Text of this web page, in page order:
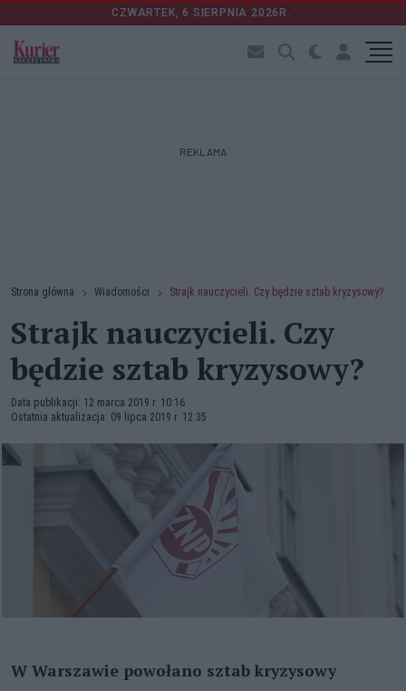
CZWARTEK, 6 SIERPNIA 2026R.
REKLAMA
Strona główna Wiadomości Strajk nauczycieli. Czy będzie sztab kryzysowy?
Strajk nauczycieli. Czy
będzie sztab kryzysowy?
Data publikacji: 12 marca 2019 r. 10:16
Ostatnia aktualizacja: 09 lipca 2019 r. 12:35
W Warszawie powołano sztab kryzysowy